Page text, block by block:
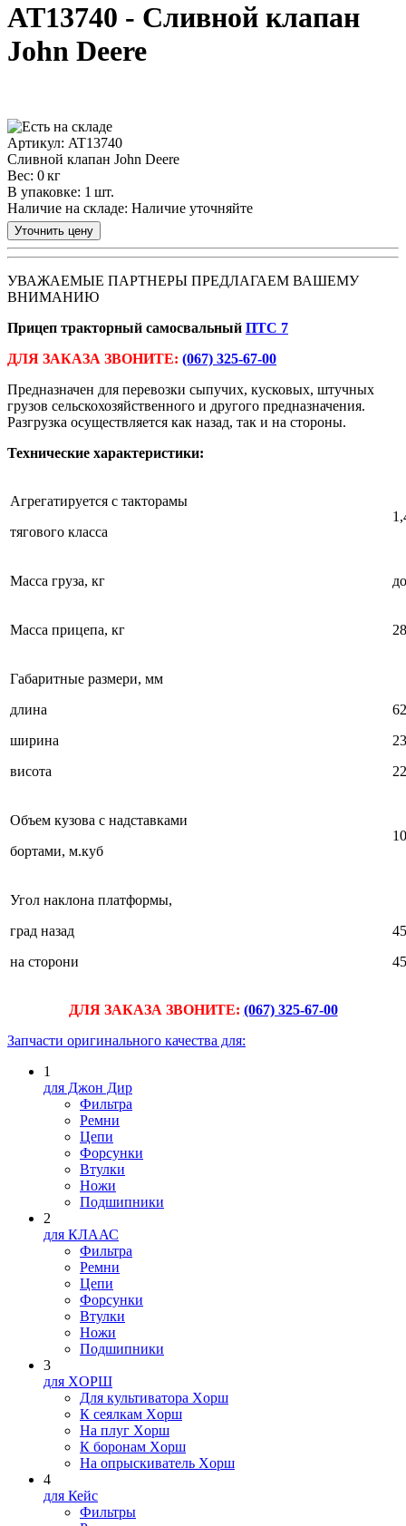
AT13740 - Сливной клапан
John Deere
Артикул: AT13740
Сливной клапан John Deere
Вес: 0 кг
В упаковке: 1 шт.
Наличие на складе: Наличие уточняйте
УВАЖАЕМЫЕ ПАРТНЕРЫ ПРЕДЛАГАЕМ ВАШЕМУ
ВНИМАНИЮ
Прицеп тракторный самосвальный ПТС 7
ДЛЯ ЗАКАЗА ЗВОНИТЕ: (067) 325-67-00
Предназначен для перевозки сыпучих, кусковых, штучных
грузов сельскохозяйственного и другого предназначения.
Разгрузка осуществляется как назад, так и на стороны.
Технические характеристики:
Агрегатируется с такторамы
тягового класса
Масса груза, кг
Масса прицепа, кг
Габаритные размери, мм
длина
ширина
висота
Объем кузова с надставками
бортами, м.куб
10
Угол наклона платформы,
град назад
на сторони
45
45
ДЛЯ ЗАКАЗА ЗВОНИТЕ: (067) 325-67-00
Запчасти оригинального качества для:
1
для Джон Дир
Фильтра
Ремни
Цепи
Форсунки
Втулки
Ножи
Подшипники
2
для КЛААС
Фильтра
Ремни
Цепи
Форсунки
Втулки
Ножи
Подшипники
3
для XOPШ
Для культиватора Xopш
К сеялкам Xopш
На плуг Xopш
К боронам Xopш
На опрыскиватель Xopш
4
для Кейс
Фильтры